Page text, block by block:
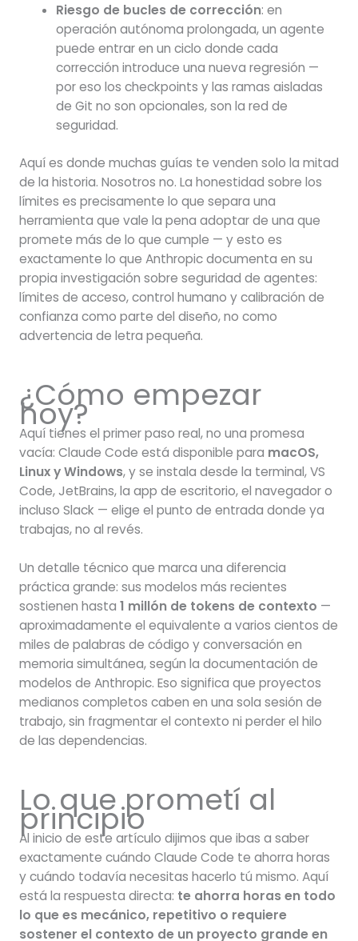
Riesgo de bucles de corrección: en
operación autónoma prolongada, un agente
puede entrar en un ciclo donde cada
corrección introduce una nueva regresión —
por eso los checkpoints y las ramas aisladas
de Git no son opcionales, son la red de
seguridad.
Aquí es donde muchas guías te venden solo la mitad
de la historia. Nosotros no. La honestidad sobre los
límites es precisamente lo que separa una
herramienta que vale la pena adoptar de una que
promete más de lo que cumple — y esto es
exactamente lo que Anthropic documenta en su
propia investigación sobre seguridad de agentes:
límites de acceso, control humano y calibración de
confianza como parte del diseño, no como
advertencia de letra pequeña.
¿Cómo empezar
hoy?
Aquí tienes el primer paso real, no una promesa
vacía: Claude Code está disponible para macOS,
Linux y Windows, y se instala desde la terminal, VS
Code, JetBrains, la app de escritorio, el navegador o
incluso Slack — elige el punto de entrada donde ya
trabajas, no al revés.
Un detalle técnico que marca una diferencia
práctica grande: sus modelos más recientes
sostienen hasta 1 millón de tokens de contexto —
aproximadamente el equivalente a varios cientos de
miles de palabras de código y conversación en
memoria simultánea, según la documentación de
modelos de Anthropic. Eso significa que proyectos
medianos completos caben en una sola sesión de
trabajo, sin fragmentar el contexto ni perder el hilo
de las dependencias.
Lo que prometí al
principio
Al inicio de este artículo dijimos que ibas a saber
exactamente cuándo Claude Code te ahorra horas
y cuándo todavía necesitas hacerlo tú mismo. Aquí
está la respuesta directa: te ahorra horas en todo
lo que es mecánico, repetitivo o requiere
sostener el contexto de un proyecto grande en